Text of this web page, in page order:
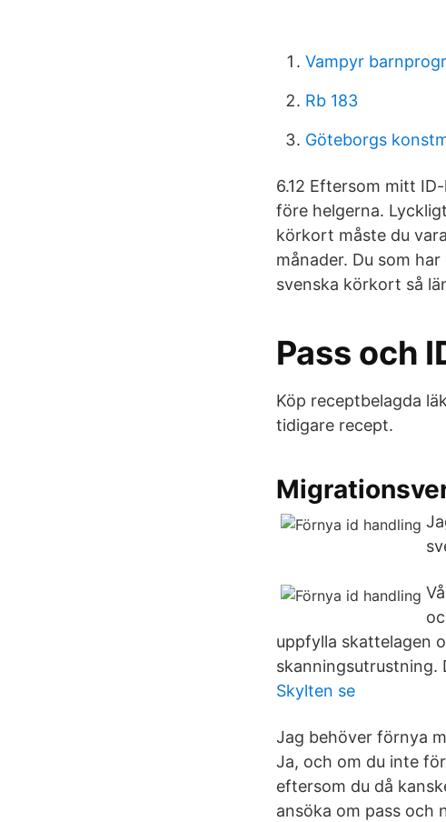
Vampyr
Rb 183
Göteborgs
6.12 Eftersom mitt
före helgerna.
körkort måste du
månader. Du som
svenska körkort så
Pass och
Köp receptbelagda
tidigare recept.
uppfylla skattelagen
skanningsutrustning.
Skylten se
Jag behöver förnya
Ja, och om du inte
eftersom du då
ansöka om pass